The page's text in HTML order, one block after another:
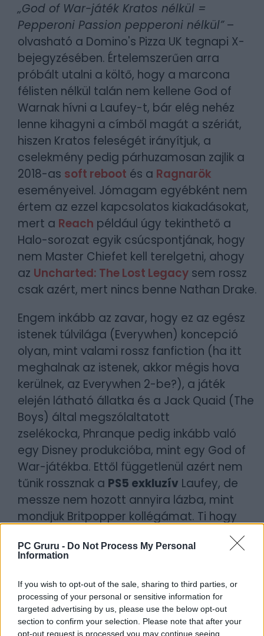
PC Gruru - Do Not Process My Personal
Information
If you wish to opt-out of the sale, sharing to third parties, or
processing of your personal or sensitive information for
targeted advertising by us, please use the below opt-out
section to confirm your selection. Please note that after your
opt-out request is processed you may continue seeing
„God of War-játék Kratos nélkül =
Pepperoni Passion pepperoni nélkül”–
olvasható a Domino's Pizza UK tegnapi X-
bejegyzésében. Értelemszerűen arra
próbált utalni a költő, hogy a marcona
félisten nélkül talán nem kellene God of
Warnak hívni a Laufey-t, bár elég nehéz
lenne kihagyni a címből magát a szériát,
hiszen Kratos feleségét irányítjuk, a
cselekmény pedig párhuzamosan zajlik a
2018-as soft reboot és a Ragnarök
eseményeivel. Jómagam egyébként nem
értem az ezzel kapcsolatos kiakadásokat,
mert a Reach például úgy tekinthető a
Halo-sorozat egyik csúcspontjának, hogy
nem Master Chiefet kell terelgetni, ahogy
az Uncharted: The Lost Legacy sem rossz
csak azért, mert nincs benne Nathan Drake.
Engem inkább az zavar, hogy ez az egész
istenek túlvilága (Everywhen) koncepció
olyan, mint valami rossz fanfiction (ha itt
meghalnak az istenek, akkor mégis hova
kerülnek, az Everywhen 2-be?), a játék
elején látható állatka és a Jack Quaid (The
Boys) által megszólaltatott
zselékocka, Phranque pedig inkább való
egy Disney produkcióba, mint egy God of
War-játékba. Ettől függetlenül azért nem
tűnik rossznak a PS5 exkluzív Laufey, de
messze nem hozott annyira lázba, mint
mondjuk Britpopper kollégámat. Ti hogy